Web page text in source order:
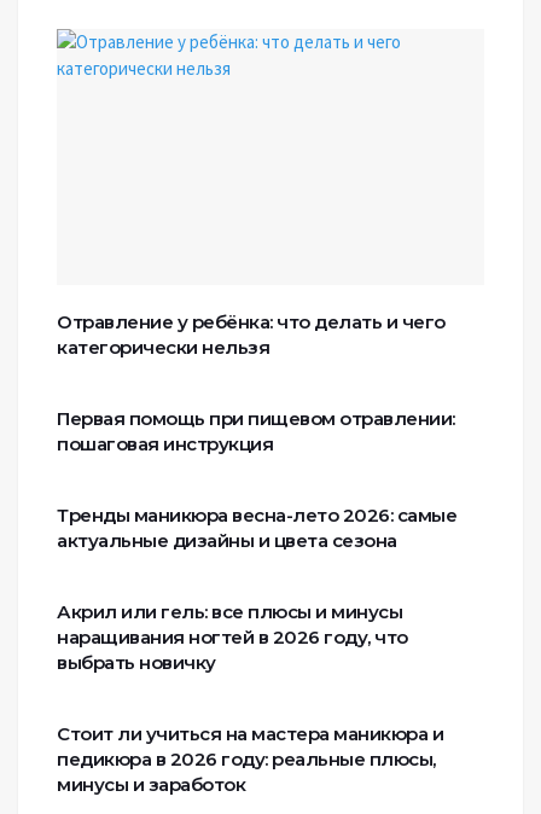
Отравление у ребёнка: что делать и чего
категорически нельзя
Первая помощь при пищевом отравлении:
пошаговая инструкция
Тренды маникюра весна-лето 2026: самые
актуальные дизайны и цвета сезона
Акрил или гель: все плюсы и минусы
наращивания ногтей в 2026 году, что
выбрать новичку
Стоит ли учиться на мастера маникюра и
педикюра в 2026 году: реальные плюсы,
минусы и заработок